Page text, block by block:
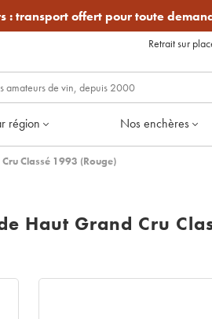
:transport offert pour toute
Retrait sur
région Nos enchères
Classé 1993 (Rouge)
Haut Grand Cru